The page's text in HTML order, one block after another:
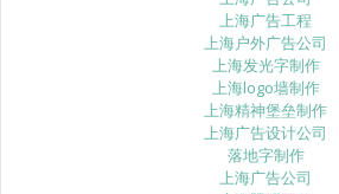
上海广告工程
上海户外广告公司
上海发光字制作
上海logo墙制作
上海精神堡垒制作
上海广告设计公司
落地字制作
上海广告公司